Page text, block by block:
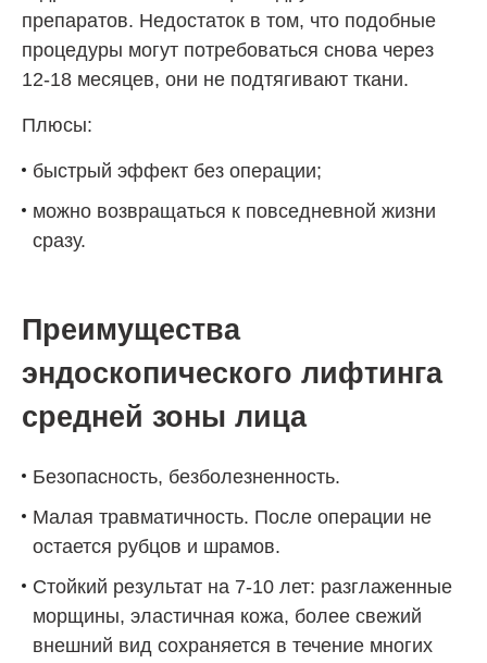
препаратов. Недостаток в том, что подобные
процедуры могут потребоваться снова через
12-18 месяцев, они не подтягивают ткани.
Плюсы:
быстрый эффект без операции;
можно возвращаться к повседневной жизни
сразу.
Преимущества
эндоскопического лифтинга
средней зоны лица
Безопасность, безболезненность.
Малая травматичность. После операции не
остается рубцов и шрамов.
Стойкий результат на 7-10 лет: разглаженные
морщины, эластичная кожа, более свежий
внешний вид сохраняется в течение многих